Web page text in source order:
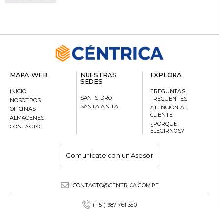
MAPA WEB
INICIO
NOSOTROS
OFICINAS
ALMACENES
CONTACTO
NUESTRAS
SEDES
SAN ISIDRO
SANTA ANITA
EXPLORA
PREGUNTAS
FRECUENTES
ATENCIÓN AL
CLIENTE
¿PORQUE
ELEGIRNOS?
Comunícate con un Asesor
CONTACTO@CENTRICA.COM.PE
(+51) 987 761 360